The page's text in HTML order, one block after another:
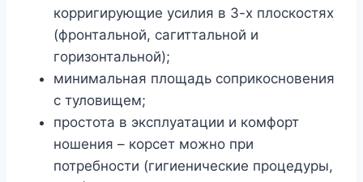
корригирующие усилия в 3-х плоскостях
(фронтальной, сагиттальной и
горизонтальной);
минимальная площадь соприкосновения
с туловищем;
простота в эксплуатации и комфорт
ношения – корсет можно при
потребности (гигиенические процедуры,